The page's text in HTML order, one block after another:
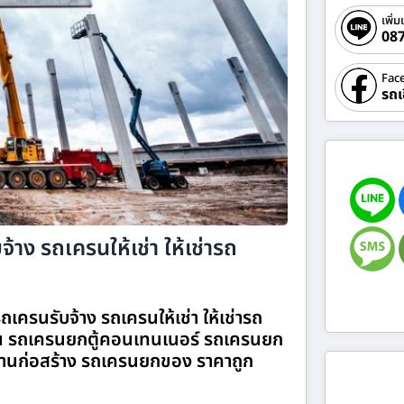
รถเครนให้เช่า ให้เช่ารถ
รนรับจ้าง รถเครนให้เช่า ให้เช่ารถ
รถเครนยกตู้คอนเทนเนอร์ รถเครนยก
ก่อสร้าง รถเครนยกของ ราคาถูก
เพิ่
รถ